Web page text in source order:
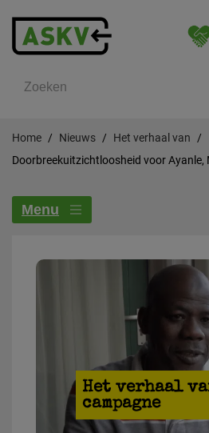
Zoeken
Home Nieuws Het verhaal van
Doorbreekuitzichtloosheid voor Ayanle,
Menu
Het verhaal
campagne